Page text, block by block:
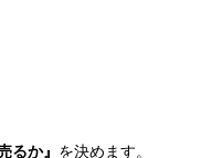
るか』 を決めます。